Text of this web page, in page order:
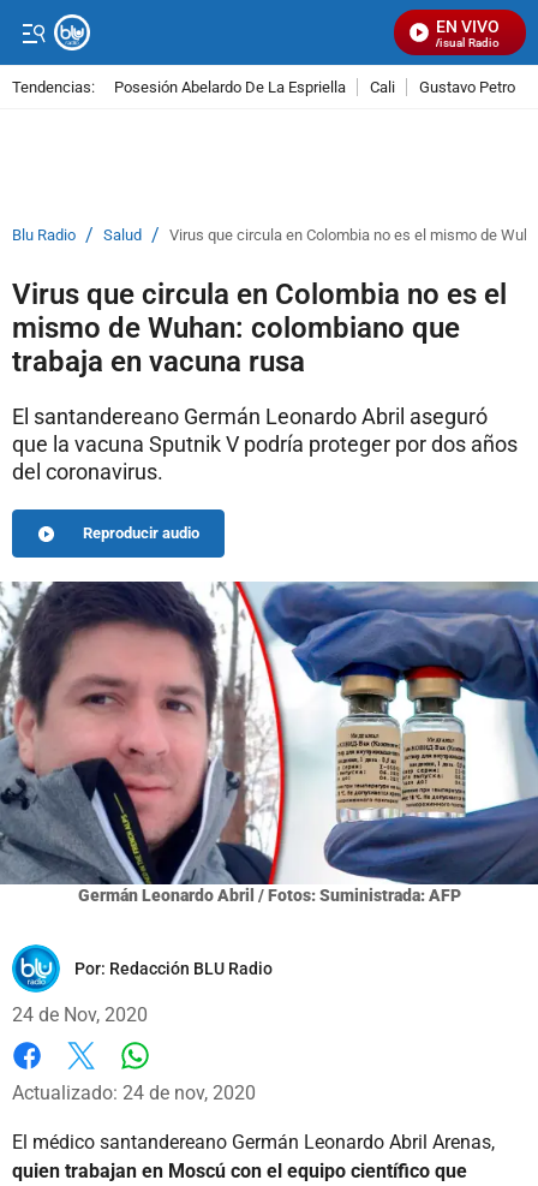
EN VIVO
Señal Visual Radio
Tendencias: Posesión Abelardo De La Espriella Cali Gustavo Petro
Blu Radio / Salud / Virus que circula en Colombia no es el mismo de
Virus que circula en Colombia no es el
mismo de Wuhan: colombiano que
trabaja en vacuna rusa
El santandereano Germán Leonardo Abril aseguró
que la vacuna Sputnik V podría proteger por dos años
del coronavirus.
Reproducir audio
Germán Leonardo Abril / Fotos: Suministrada: AFP
Por: Redacción BLU Radio
24 de Nov, 2020
Facebook
X
Actualizado: 24 de nov, 2020
El médico santandereano Germán Leonardo Abril Arenas,
quien trabajan en Moscú con el equipo científico que